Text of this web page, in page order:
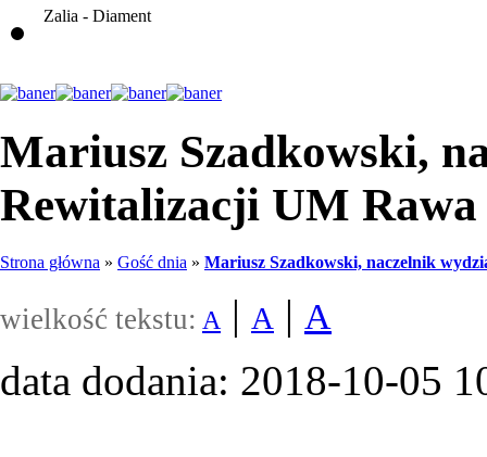
Zalia - Diament
Mariusz Szadkowski,
Rewitalizacji UM
Strona główna » Gość dnia » Mariusz Szadkowski, naczelnik
wielkość tekstu: A | A | A
data dodania: 2018-10-05